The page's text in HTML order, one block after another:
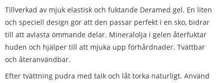
Tillverkad av mjuk elastisk och fuktande Deramed gel. En liten
och speciell design gör att den passar perfekt i en sko, bidrar
till att avlasta ömmande delar. Mineralolja i gelen återfuktar
huden och hjälper till att mjuka upp förhårdnader. Tvättbar
och återanvändbar.
Efter tvättning pudra med talk och låt torka naturligt. Använd